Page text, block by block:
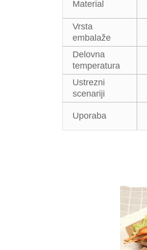
Material
Vrsta
embalaže
Delovna
temperatura
Ustrezni
scenariji
Uporaba